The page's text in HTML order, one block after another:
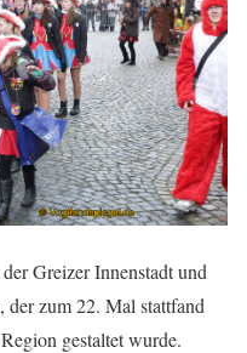
Greizer Innenstadt und
der zum 22. Mal stattfand
gestaltet wurde.